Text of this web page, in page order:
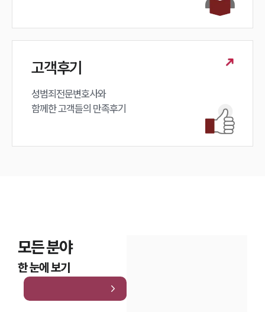
고객후기
성범죄전문변호사와
함께한 고객들의 만족후기
모든 분야
한 눈에 보기